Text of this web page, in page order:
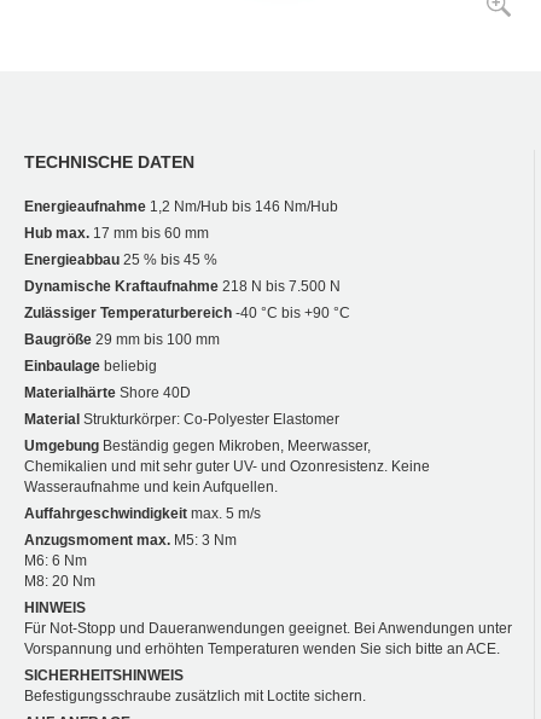
TECHNISCHE DATEN
Energieaufnahme 1,2 Nm/Hub bis 146 Nm/Hub
Hub max. 17 mm bis 60 mm
Energieabbau 25 % bis 45 %
Dynamische Kraftaufnahme 218 N bis 7.500 N
Zulässiger Temperaturbereich -40 °C bis +90 °C
Baugröße 29 mm bis 100 mm
Einbaulage beliebig
Materialhärte Shore 40D
Material Strukturkörper: Co-Polyester Elastomer
Umgebung Beständig gegen Mikroben, Meerwasser,
Chemikalien und mit sehr guter UV- und Ozonresistenz. Keine
Wasseraufnahme und kein Aufquellen.
Auffahrgeschwindigkeit max. 5 m/s
Anzugsmoment max. M5: 3 Nm
M6: 6 Nm
M8: 20 Nm
HINWEIS
Für Not-Stopp und Daueranwendungen geeignet. Bei Anwendungen unter
Vorspannung und erhöhten Temperaturen wenden Sie sich bitte an ACE.
SICHERHEITSHINWEIS
Befestigungsschraube zusätzlich mit Loctite sichern.